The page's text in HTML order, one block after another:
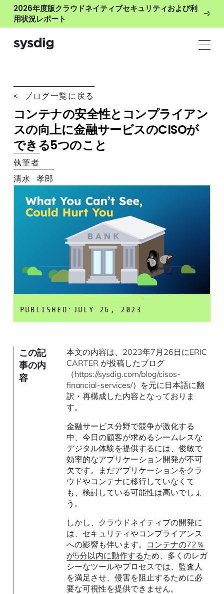
2026年度版クラウドネイティブセキュリティおよび利
用状況レポート
< ブログ一覧に戻る
コンテナの安全性とコンプライアン
スの向上に金融サービスのCISOが
できる5つのこと
執筆者
清水 孝郎
PUBLISHED: JULY 26, 2023
この記
事の内
容
本文の内容は、2023年7月26日にERIC
CARTER が投稿したブログ
（https://sysdig.com/blog/cisos-
financial-services/）を元に日本語に翻
訳・再構成した内容となっておりま
す。
金融サービス分野で競争が激化する
中、今日の顧客が求めるシームレスな
デジタル体験を提供するには、俊敏で
効率的なアプリケーション開発が不可
欠です。まだアプリケーションをクラ
ウドやコンテナに移行していなくて
も、検討している可能性は高いでしょ
う。
しかし、クラウドネイティブの開発に
は、セキュリティやコンプライアンス
への影響も伴います。 コンテナの72％
が5分以内に動作するため、多くのレガ
シーなツールやプロセスでは、監査人
を満足させ、侵害を阻止するために必
要な可視性を提供できません。